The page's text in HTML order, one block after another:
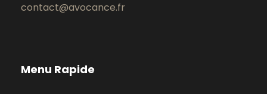
contact@avocance.fr
Menu Rapide